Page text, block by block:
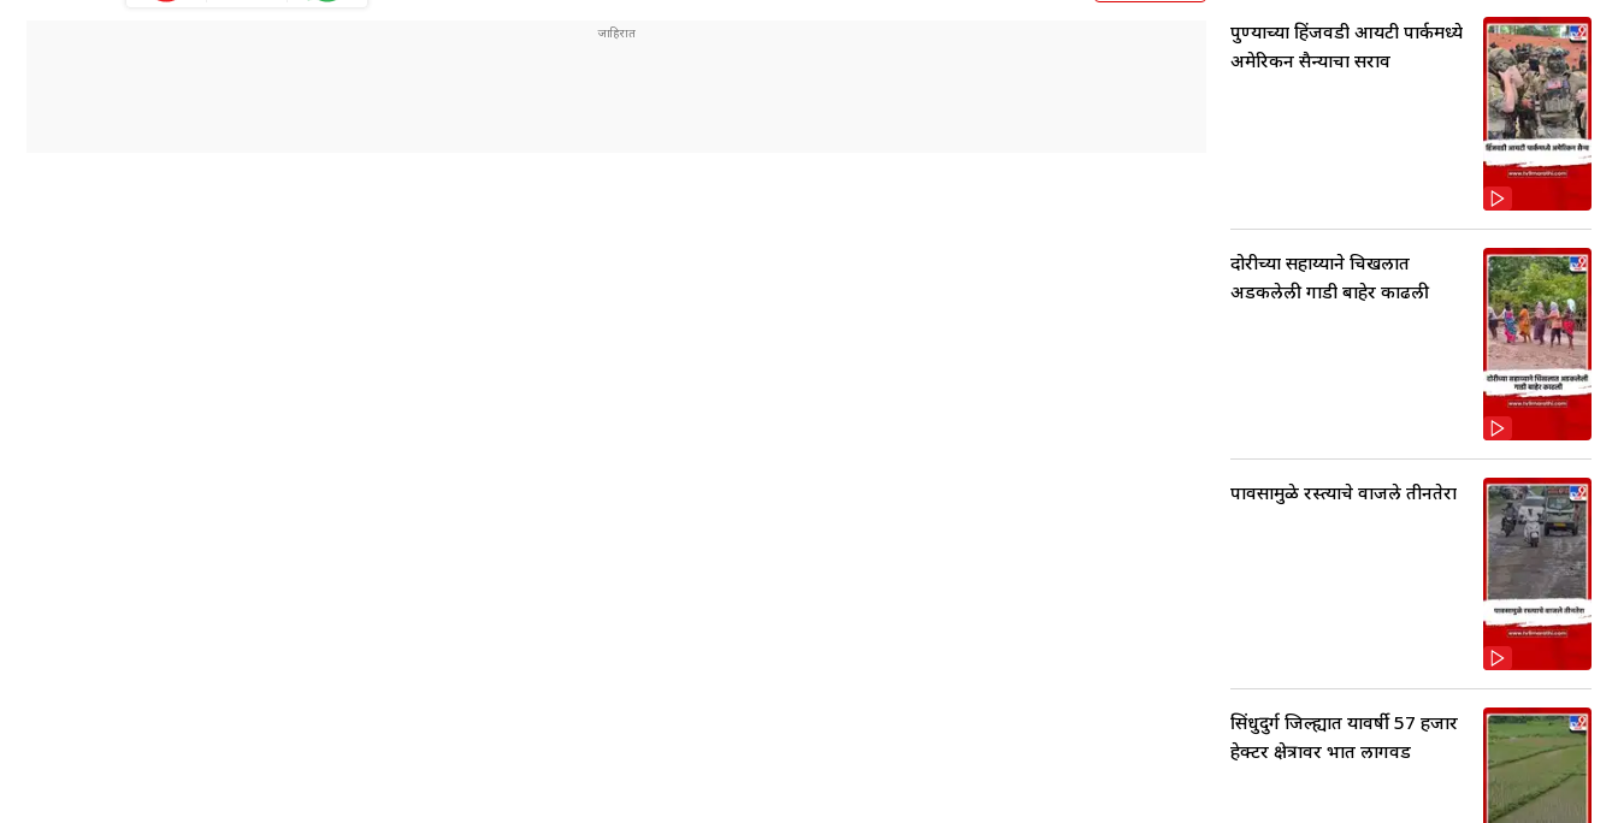
पुण्याच्या हिंजवडी आयटी पार्कमध्ये
अमेरिकन सैन्याचा सराव
दोरीच्या सहाय्याने चिखलात
अडकलेली गाडी बाहेर काढली
पावसामुळे रस्त्याचे वाजले तीनतेरा
सिंधुदुर्ग जिल्ह्यात यावर्षी 57 हजार
हेक्टर क्षेत्रावर भात लागवड